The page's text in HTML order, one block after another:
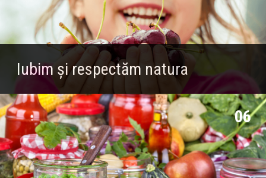
Iubim și respectăm natura
06